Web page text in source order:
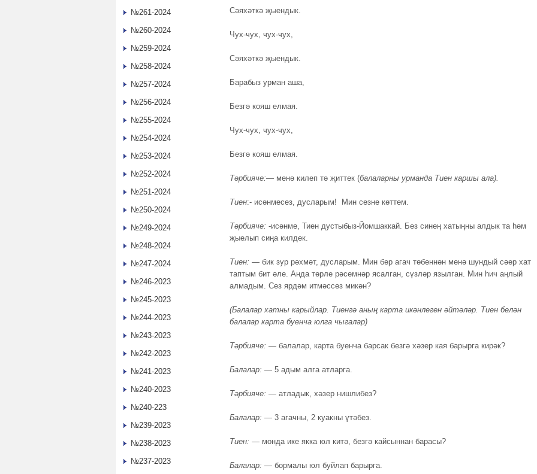
Сәяхәткә җыендык.
Чух-чух, чух-чух,
Сәяхәткә җыендык.
Барабыз урман аша,
Безгә кояш елмая.
Чух-чух, чух-чух,
Безгә кояш елмая.
Тәрбияче:— менә килеп тә җиттек (балаларны урманда Тиен каршы ала).
Тиен:- исәнмесез, дусларым! Мин сезне көттем.
Тәрбияче: -исәнме, Тиен дустыбыз-Йомшаккай. Без синең хатыңны алдык та һәм
җыелып сиңа килдек.
Тиен: — бик зур рәхмәт, дусларым. Мин бер агач төбеннән менә шундый сәер хат
таптым бит әле. Анда төрле рәсемнәр ясалган, сүзләр язылган. Мин һич аңлый
алмадым. Сез ярдәм итмәссез микән?
(Балалар хатны карыйлар. Тиенгә аның карта икәнлеген әйтәләр. Тиен белән
балалар карта буенча юлга чыгалар)
Тәрбияче: — балалар, карта буенча барсак безгә хәзер кая барырга кирәк?
Балалар: — 5 адым алга атларга.
Тәрбияче: — атладык, хәзер нишлибез?
Балалар: — 3 агачны, 2 куакны үтәбез.
Тиен: — монда ике якка юл китә, безгә кайсыннан барасы?
Балалар: — бормалы юл буйлап барырга.
№261-2024
№260-2024
№259-2024
№258-2024
№257-2024
№256-2024
№255-2024
№254-2024
№253-2024
№252-2024
№251-2024
№250-2024
№249-2024
№248-2024
№247-2024
№246-2023
№245-2023
№244-2023
№243-2023
№242-2023
№241-2023
№240-2023
№240-223
№239-2023
№238-2023
№237-2023